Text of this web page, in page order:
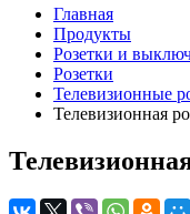
Главная
Продукты
Розетки и
Розетки
Телевизионные
Телевизионная